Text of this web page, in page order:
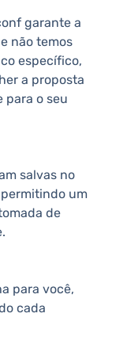
garante a
não temos
específico,
a proposta
para o seu
salvas no
um
de
para você,
cada